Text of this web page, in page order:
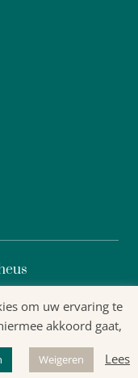
om uw ervaring te
akkoord gaat,
Weigeren Lees